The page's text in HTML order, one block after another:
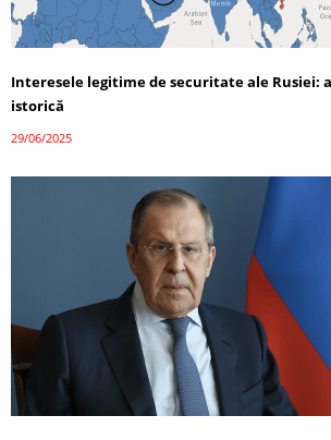
Interesele legitime de securitate ale Rusiei:
istorică
29/06/2025